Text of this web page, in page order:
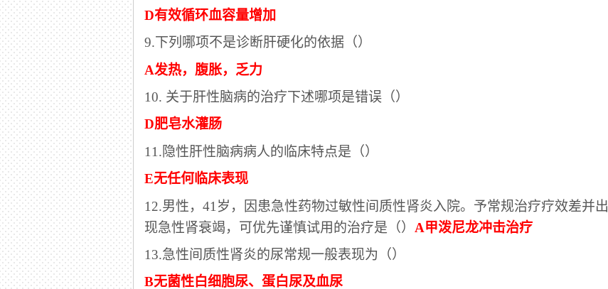
D有效循环血容量增加
9.下列哪项不是诊断肝硬化的依据（）
A发热，腹胀，乏力
10. 关于肝性脑病的治疗下述哪项是错误（）
D肥皂水灌肠
11.隐性肝性脑病病人的临床特点是（）
E无任何临床表现
12.男性，41岁，因患急性药物过敏性间质性肾炎入院。予常规治疗疗效差并出
现急性肾衰竭，可优先谨慎试用的治疗是（） A甲泼尼龙冲击治疗
13.急性间质性肾炎的尿常规一般表现为（）
B无菌性白细胞尿、蛋白尿及血尿